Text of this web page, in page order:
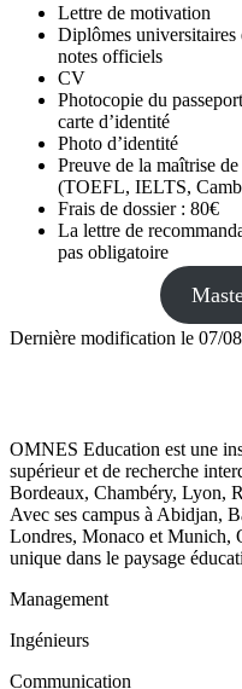
Lettre de motivation
Diplômes universitaires
notes officiels
CV
Photocopie du
carte d’identité
Photo d’identité
Preuve de la maîtrise de
(TOEFL, IELTS,
Frais de dossier : 80€
La lettre de
pas obligatoire
Dernière modification le 07/
OMNES Education est une
supérieur et de recherche
Bordeaux, Chambéry, Lyon,
Avec ses campus à Abidjan,
Londres, Monaco et Munich,
unique dans le paysage
Management
Ingénieurs
Communication